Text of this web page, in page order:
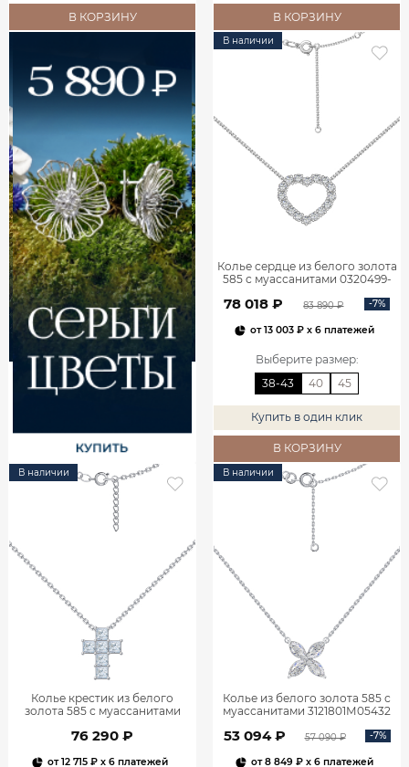
В КОРЗИНУ В КОРЗИНУ
В наличии
Колье сердце из белого золота
585 с муассанитами 0320499-
78 018 ₽ 83 890 ₽ -7%
от13 003 ₽ x 6 платежей
Выберите размер:
38-43
40 45
Купить в один клик
В КОРЗИНУ
В наличии
Колье крестик из белого
золота 585 с муассанитами
76 290 ₽
от12 715 ₽ x 6 платежей
В наличии
Колье из белого золота 585 с
муассанитами 3121801М05432
53 094 ₽ 57 090 ₽ -7%
от8 849 ₽ x 6 платежей